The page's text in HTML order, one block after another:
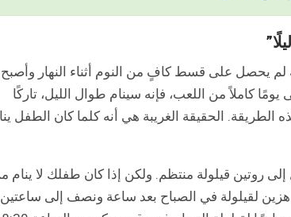
لم يحصل على قسط كافٍ من النوم أثناء النهار وأصبح
كاملاً من اللعب، فإنه سينام طوال الليل، تاركًا
الطريقة. الحقيقة الغريبة هي أنه كلما كان الطفل
روتين قيلولة منتظم. ولكن إذا كان طفلك لا ينام
لقيلولة في الصباح بعد ساعة ونصف إلى ساعتين